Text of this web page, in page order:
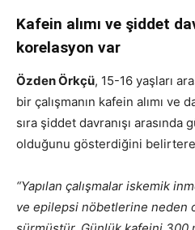
Kafein alımı ve şiddet
korelasyon var
Özden Örkçü, 15-16 yaşları
bir çalışmanın kafein alımı ve
sıra şiddet davranışı
olduğunu gösterdiğini
“Yapılan çalışmalar iskemik
ve epilepsi nöbetlerine neden